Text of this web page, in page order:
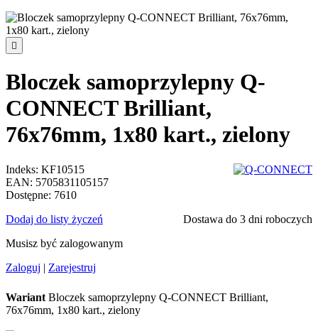

Bloczek samoprzylepny Q-
CONNECT Brilliant,
76x76mm, 1x80 kart., zielony
Indeks: KF10515
EAN: 5705831105157
Dostępne: 7610
Dostawa do 3 dni roboczych
Dodaj do listy życzeń
Musisz być zalogowanym
Zaloguj | Zarejestruj
Wariant Bloczek samoprzylepny Q-CONNECT Brilliant,
76x76mm, 1x80 kart., zielony